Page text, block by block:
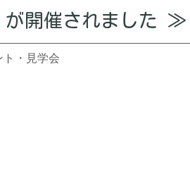
が開催されました ≫
ト・見学会